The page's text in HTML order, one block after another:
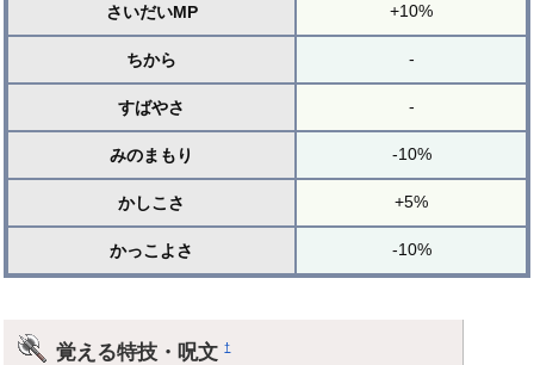
さいだいMP +10%
ちから -
すばやさ -
みのまもり -10%
かしこさ +5%
かっこよさ -10%
覚える特技・呪文†